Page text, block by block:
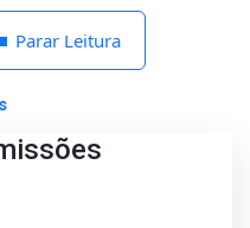
Parar Leitura